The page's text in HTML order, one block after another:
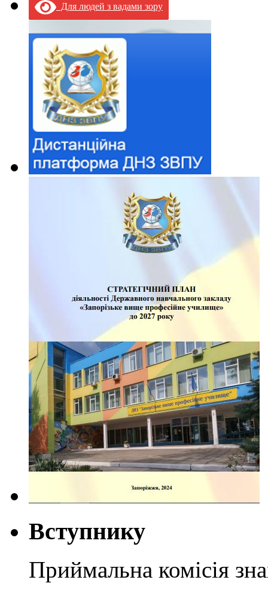
Для людей з вадами зору
Вступнику
Приймальна комісія